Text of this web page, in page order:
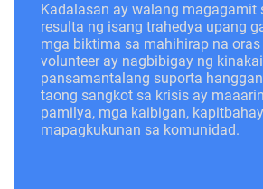
Kadalasan ay walang magagamit
resulta ng isang trahedya upang
mga biktima sa mahihirap na
volunteer ay nagbibigay ng
pansamantalang suporta
taong sangkot sa krisis ay
pamilya, mga kaibigan,
mapagkukunan sa komunidad.